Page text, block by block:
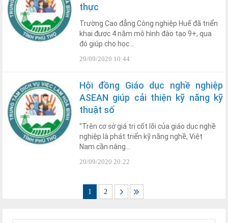
thực
Trường Cao đẳng Công nghiệp Huế đã triển
khai được 4 năm mô hình đào tạo 9+, qua
đó giúp cho học...
29/09/2020 10:44
Hội đồng Giáo dục nghề nghiệp
ASEAN giúp cải thiện kỹ năng kỹ
thuật số
“Trên cơ sở giá trị cốt lõi của giáo dục nghề
nghiệp là phát triển kỹ năng nghề, Việt
Nam cần nâng...
20/09/2020 20:22
1 2